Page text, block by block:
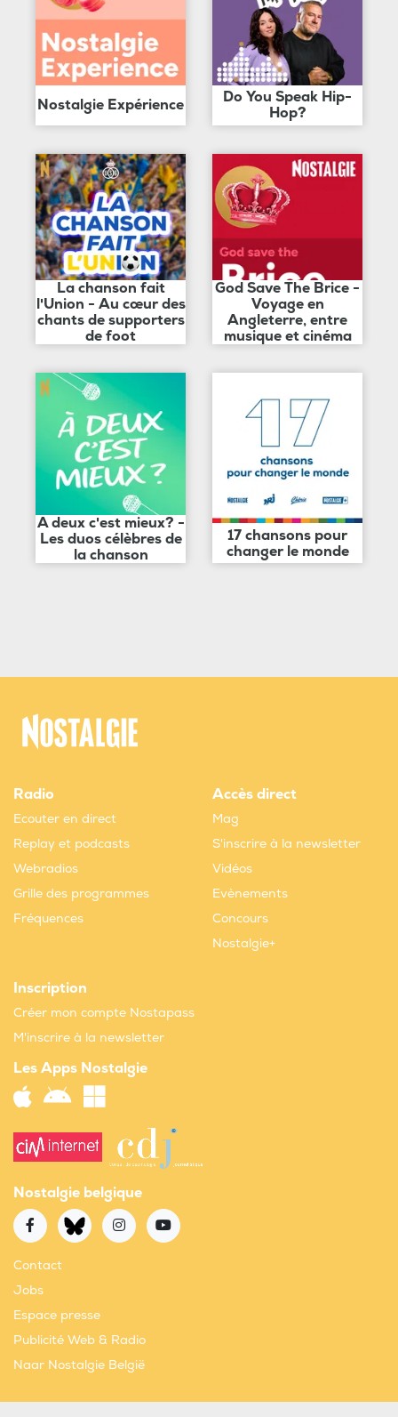
Nostalgie Expérience
Do You Speak Hip-
Hop?
La chanson fait
l'Union - Au cœur des
chants de supporters
de foot
God Save The Brice -
Voyage en
Angleterre, entre
musique et cinéma
A deux c'est mieux? -
Les duos célèbres de
la chanson
17 chansons pour
changer le monde
Radio
Ecouter en direct
Replay et podcasts
Webradios
Grille des programmes
Fréquences
Accès direct
Mag
S'inscrire à la newsletter
Vidéos
Evènements
Concours
Nostalgie+
Inscription
Créer mon compte Nostapass
M'inscrire à la newsletter
Les Apps Nostalgie
Nostalgie belgique
Contact
Jobs
Espace presse
Publicité Web & Radio
Naar Nostalgie België